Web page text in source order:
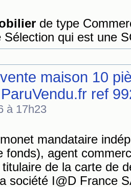
de type
Sélection qui est une
maison 10
ref
à 17h23
mandataire
fonds), agent
titulaire de la carte de
société I@D France